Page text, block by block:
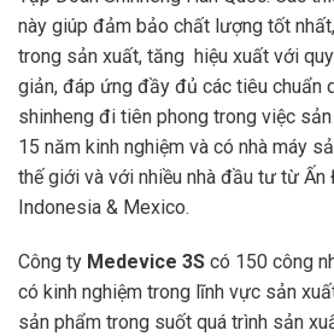
này giúp đảm bảo chất lượng tốt
trong sản xuất, tăng hiệu xuất với
giản, đáp ứng đầy đủ các tiêu chuẩn
shinheng đi tiên phong trong việc
15 năm kinh nghiệm và có nhà máy
thế giới và với nhiều nhà đầu tư từ Ấn
Indonesia & Mexico.
Công ty Medevice 3S có 150 công
có kinh nghiệm trong lĩnh vực sản
sản phẩm trong suốt quá trình sản